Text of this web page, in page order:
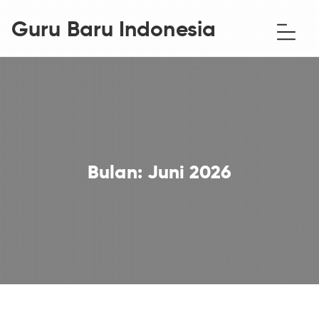
Guru Baru Indonesia
Bulan: Juni 2026